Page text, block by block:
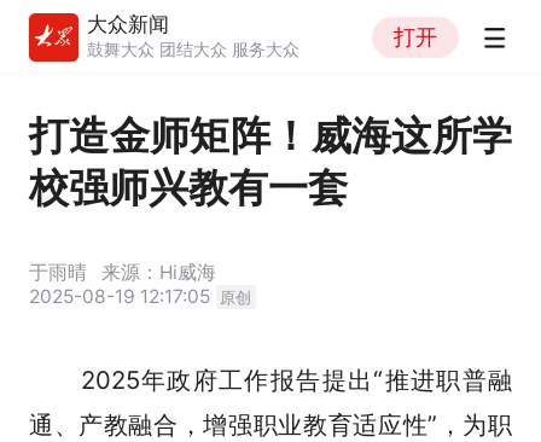
大众新闻
鼓舞大众 团结大众 服务大众
打开
打造金师矩阵！威海这所学
校强师兴教有一套
于雨晴
来源：Hi威海
2025-08-19 12:17:05 原创
2025年政府工作报告提出“推进职普融
通、产教融合，增强职业教育适应性”，为职